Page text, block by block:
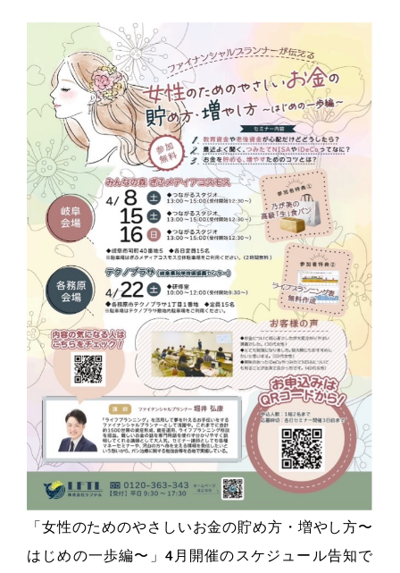
「女性のためのやさしいお金の貯め方・増やし方〜
はじめの一歩編〜」4月開催のスケジュール告知で